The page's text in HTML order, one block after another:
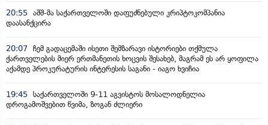
20:55 აშშ-მა საქართველოში დაფუძნებული კრიპტოკომპანია
დაასანქცირა
20:07 ჩემ გადაცემაში ისეთი შემზარავი ისტორიები თქმულა
ქართველების მიერ ერთმანეთის ხოცვის შესახებ, მაგრამ ეს არ ყოფილა
აქამდე პროკურატურის ინტერესის საგანი - იაგო ხვიჩია
19:45 საქართველოში 9-11 აგვისტოს მოსალოდნელია
დროგამოშვებით წვიმა, ზოგან ძლიერი